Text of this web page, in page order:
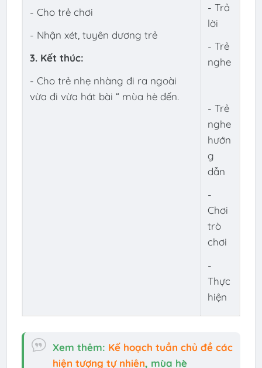
- Cho trẻ chơi
- Nhận xét, tuyên dương trẻ
3. Kết thúc:
- Cho trẻ nhẹ nhàng đi ra ngoài
vừa đi vừa hát bài “ mùa hè đến.
- Trả
lời
- Trẻ
nghe
- Trẻ
nghe
hướn
g
dẫn
-
Chơi
trò
chơi
-
Thực
hiện
Xem thêm: Kế hoạch tuần chủ đề các
hiện tượng tự nhiên, mùa hè